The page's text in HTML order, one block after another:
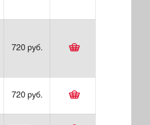
720 руб.
720 руб.